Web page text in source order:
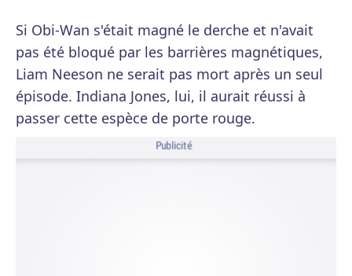
Si Obi-Wan s'était magné le derche et n'avait
pas été bloqué par les barrières magnétiques,
Liam Neeson ne serait pas mort après un seul
épisode. Indiana Jones, lui, il aurait réussi à
passer cette espèce de porte rouge.
Publicité